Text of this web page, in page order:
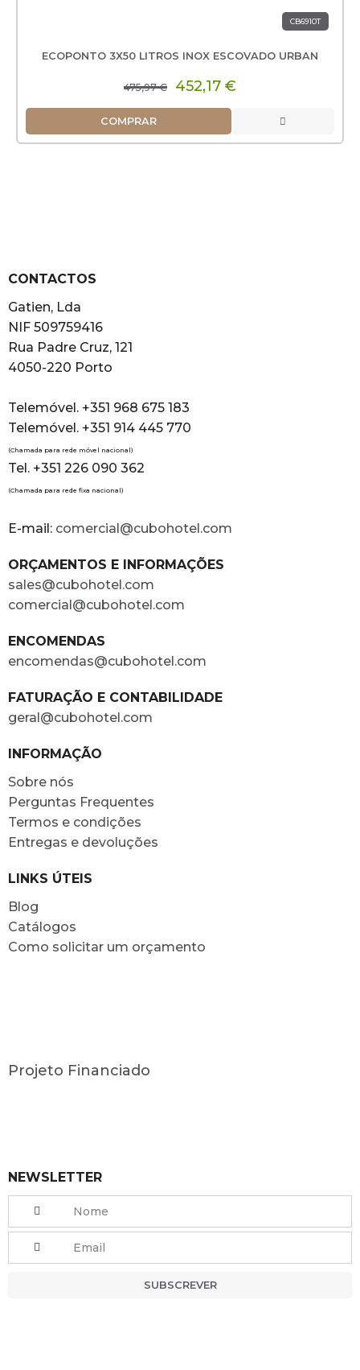
CB6910T
ECOPONTO 3X50 LITROS INOX ESCOVADO URBAN
475,97 € 452,17 €
COMPRAR
CONTACTOS
Gatien, Lda
NIF 509759416
Rua Padre Cruz, 121
4050-220 Porto
Telemóvel. +351 968 675 183
Telemóvel. +351 914 445 770
(Chamada para rede móvel nacional)
Tel. +351 226 090 362
(Chamada para rede fixa nacional)
E-mail: comercial@cubohotel.com
ORÇAMENTOS E INFORMAÇÕES
sales@cubohotel.com
comercial@cubohotel.com
ENCOMENDAS
encomendas@cubohotel.com
FATURAÇÃO E CONTABILIDADE
geral@cubohotel.com
INFORMAÇÃO
Sobre nós
Perguntas Frequentes
Termos e condições
Entregas e devoluções
LINKS ÚTEIS
Blog
Catálogos
Como solicitar um orçamento
Projeto Financiado
NEWSLETTER
SUBSCREVER